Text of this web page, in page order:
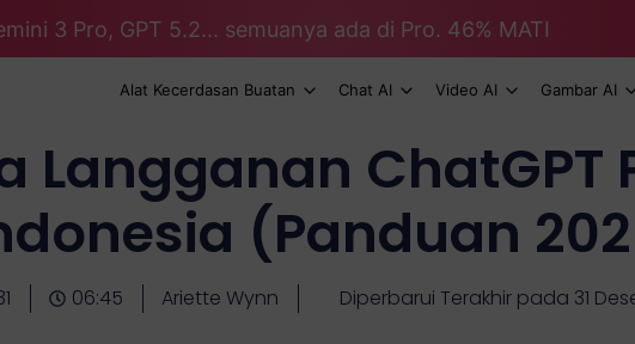
3 Pro, GPT 5.2... semuanya ada di Pro. 46% MATI
Alat Kecerdasan Buatan Chat AI Video AI Gambar AI
Langganan ChatGPT
(Panduan
06:45 Ariette Wynn Diperbarui Terakhir pada 31